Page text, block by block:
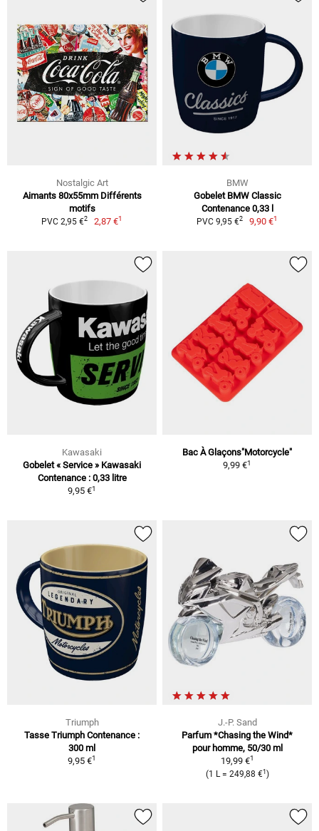
Nostalgic Art
Aimants 80x55mm Différents
motifs
PVC 2,95 €2 2,87 €1
BMW
Gobelet BMW Classic
Contenance 0,33 l
PVC 9,95 €2 9,90 €1
Kawasaki
Gobelet « Service » Kawasaki
Contenance : 0,33 litre
9,95 €1
Bac À Glaçons"Motorcycle"
9,99 €1
Triumph
Tasse Triumph Contenance :
300 ml
9,95 €1
J.-P. Sand
Parfum *Chasing the Wind*
pour homme, 50/30 ml
19,99 €1
(1 L = 249,88 €1 )